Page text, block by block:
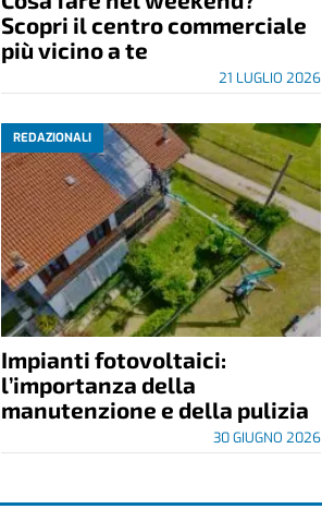
Scopri il centro commerciale
più vicino a te
21 LUGLIO 2026
REDAZIONALI
Impianti fotovoltaici:
l’importanza della
manutenzione e della pulizia
30 GIUGNO 2026